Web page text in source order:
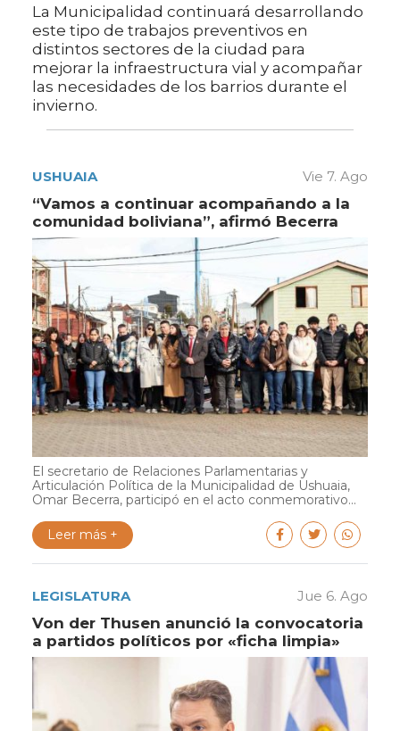
La Municipalidad continuará desarrollando
este tipo de trabajos preventivos en
distintos sectores de la ciudad para
mejorar la infraestructura vial y acompañar
las necesidades de los barrios durante el
invierno.
USHUAIA Vie 7. Ago
“Vamos a continuar acompañando a la
comunidad boliviana”, afirmó Becerra
El secretario de Relaciones Parlamentarias y
Articulación Política de la Municipalidad de Ushuaia,
Omar Becerra, participó en el acto conmemorativo...
Leer más +
LEGISLATURA Jue 6. Ago
Von der Thusen anunció la convocatoria
a partidos políticos por «ficha limpia»